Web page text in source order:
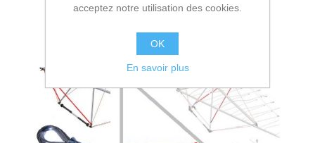
- Câbles -
acceptez notre utilisation des cookies.
OK
En savoir plus